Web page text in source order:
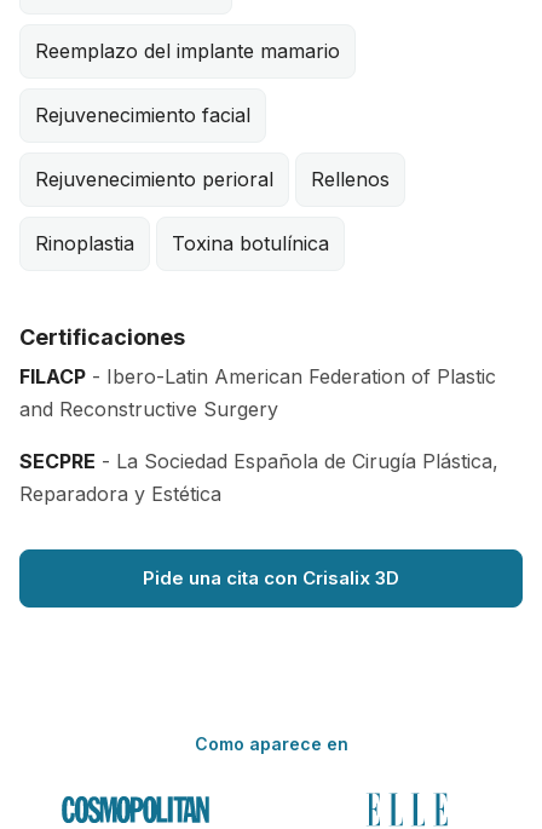
Reemplazo del implante mamario
Rejuvenecimiento facial
Rejuvenecimiento perioral Rellenos
Rinoplastia Toxina botulínica
Certificaciones
FILACP - Ibero-Latin American Federation of Plastic
and Reconstructive Surgery
SECPRE - La Sociedad Española de Cirugía Plástica,
Reparadora y Estética
Pide una cita con Crisalix 3D
Como aparece en